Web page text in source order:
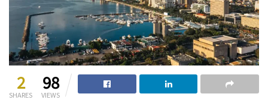
2
SHARES
98
VIEWS